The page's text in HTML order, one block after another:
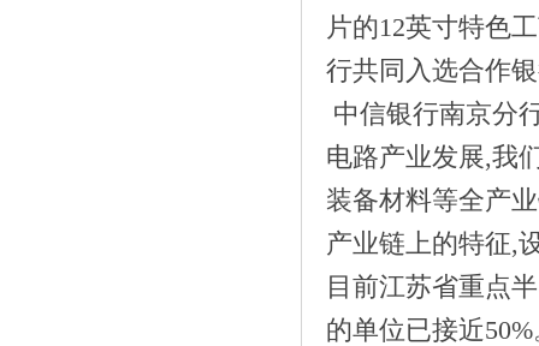
片的12英寸特色
行共同入选合作
中信银行南京分
电路产业发展,我
装备材料等全产
产业链上的特征,
目前江苏省重点
的单位已接近